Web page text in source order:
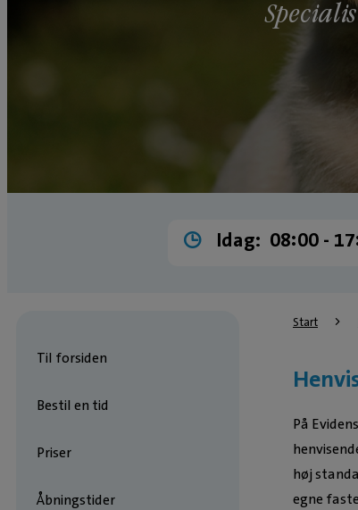
Idag: 08:00 ­-
Start
Til forsiden
Bestil en tid
Priser
Åbningstider
På
høj
egne